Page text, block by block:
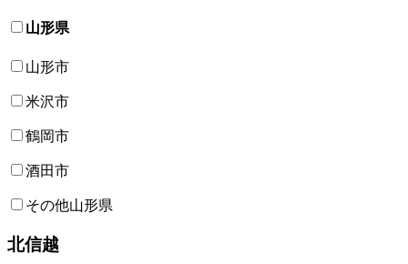
山形県
山形市
米沢市
鶴岡市
酒田市
その他山形県
北信越